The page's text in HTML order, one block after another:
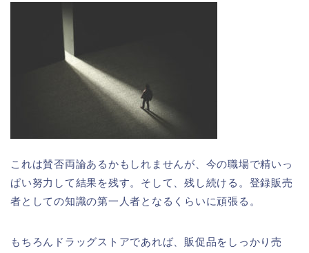
これは賛否両論あるかもしれませんが、今の職場で精いっ
ぱい努力して結果を残す。そして、残し続ける。登録販売
者としての知識の第一人者となるくらいに頑張る。
もちろんドラッグストアであれば、販促品をしっかり売